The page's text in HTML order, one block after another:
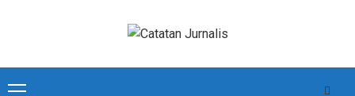
Primary